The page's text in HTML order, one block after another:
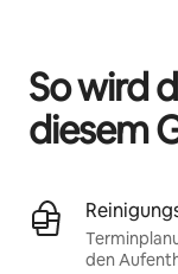
So wird
diesem
den